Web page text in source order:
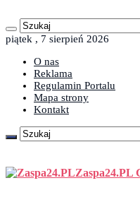
piątek , 7 sierpień 2026
O nas
Reklama
Regulamin Portalu
Mapa strony
Kontakt
Zaspa24.PL